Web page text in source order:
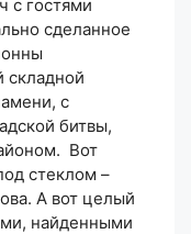
с гостями
сделанное
складной
с
битвы,
Вот
стеклом –
А вот целый
найденными